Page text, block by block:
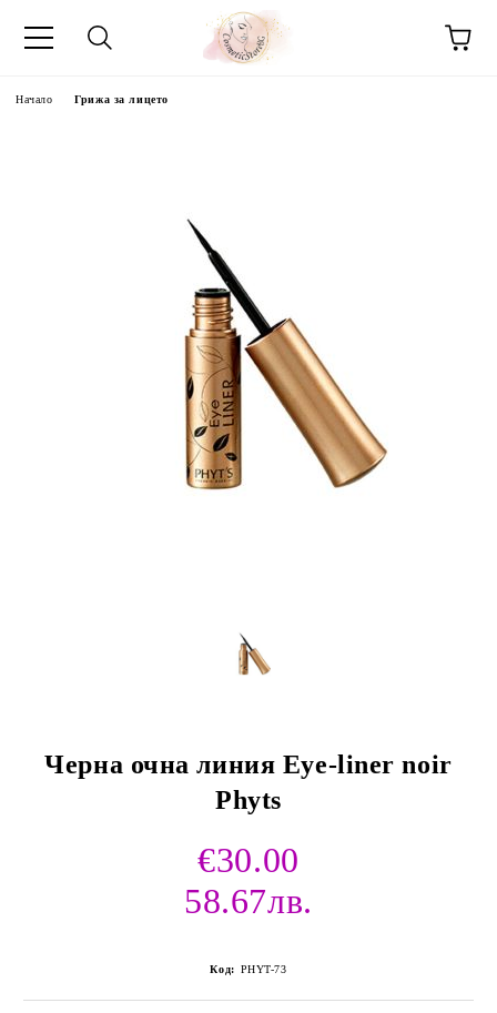
Начало Грижа за лицето
Черна очна линия Eye-liner noir
Phyts
€30.00
58.67лв.
Код: PHYT-73